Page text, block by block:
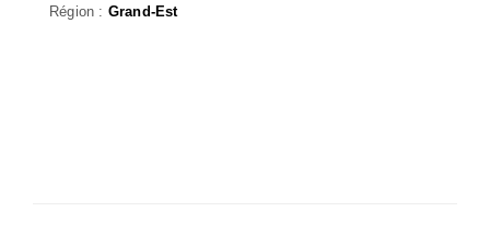
Région : Grand-Est